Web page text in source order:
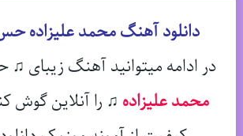
دانلود آهنگ محمد علیزاده
در ادامه میتوانید آهنگ زیبای
محمد علیزاده ♫ را آنلاین گوش